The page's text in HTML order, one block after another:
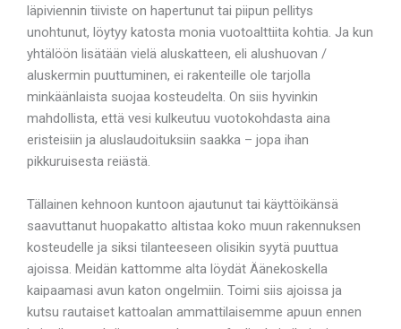
läpiviennin tiiviste on hapertunut tai piipun pellitys
unohtunut, löytyy katosta monia vuotoalttiita kohtia. Ja kun
yhtälöön lisätään vielä aluskatteen, eli alushuovan /
aluskermin puuttuminen, ei rakenteille ole tarjolla
minkäänlaista suojaa kosteudelta. On siis hyvinkin
mahdollista, että vesi kulkeutuu vuotokohdasta aina
eristeisiin ja aluslaudoituksiin saakka – jopa ihan
pikkuruisesta reiästä.
Tällainen kehnoon kuntoon ajautunut tai käyttöikänsä
saavuttanut huopakatto altistaa koko muun rakennuksen
kosteudelle ja siksi tilanteeseen olisikin syytä puuttua
ajoissa. Meidän kattomme alta löydät Äänekoskella
kaipaamasi avun katon ongelmiin. Toimi siis ajoissa ja
kutsu rautaiset kattoalan ammattilaisemme apuun ennen